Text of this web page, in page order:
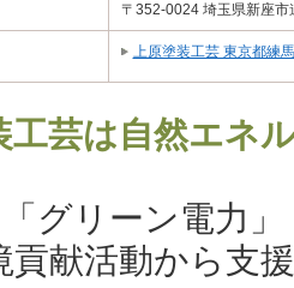
〒352-0024 埼玉県新座市
上原塗装工芸 東京都練
工芸は自然エネ
グリーン電力
貢献活動から支